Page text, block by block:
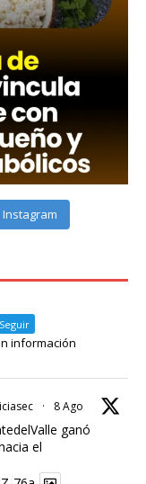
Seguir
información
· 8 Ago
ganó
el